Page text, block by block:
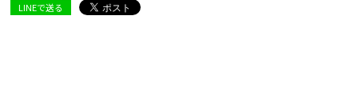
LINEで送る